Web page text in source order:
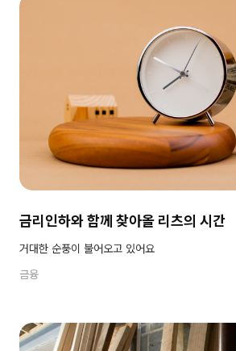
금리인하와 함께 찾아올 리츠의 시간
거대한 순풍이 불어오고 있어요
금융